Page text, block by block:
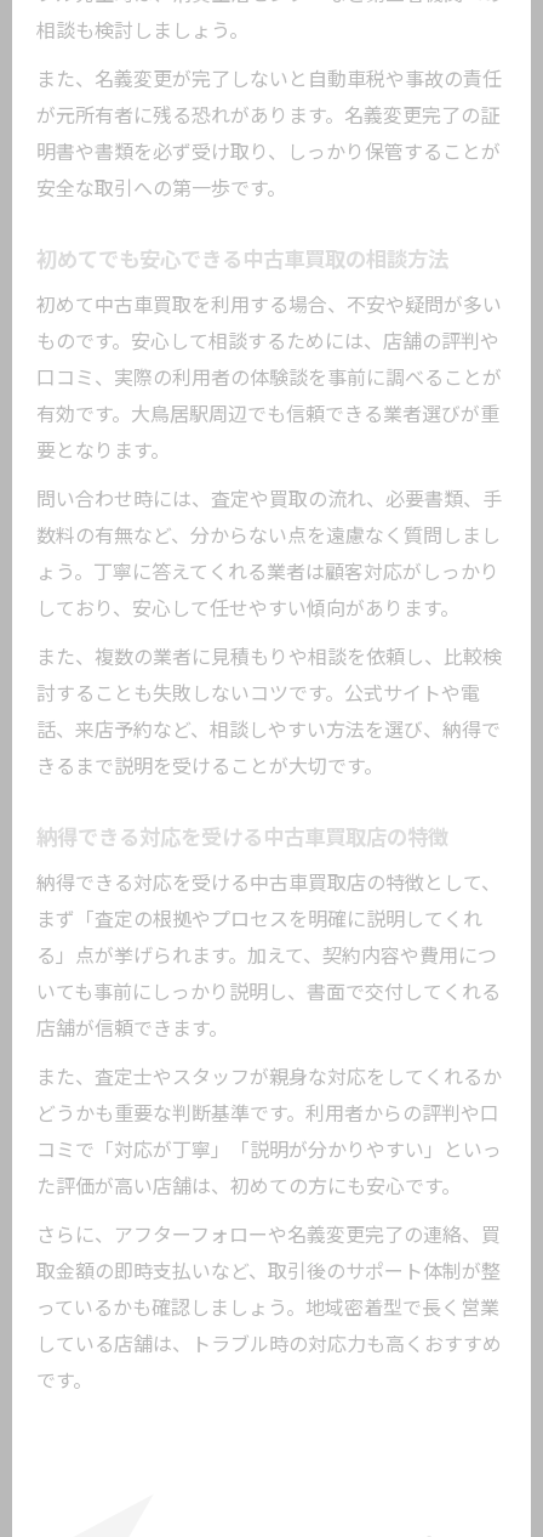
相談も検討しましょう。
また、名義変更が完了しないと自動車税や事故の責任
が元所有者に残る恐れがあります。名義変更完了の証
明書や書類を必ず受け取り、しっかり保管することが
安全な取引への第一歩です。
初めてでも安心できる中古車買取の相談方法
初めて中古車買取を利用する場合、不安や疑問が多い
ものです。安心して相談するためには、店舗の評判や
口コミ、実際の利用者の体験談を事前に調べることが
有効です。大鳥居駅周辺でも信頼できる業者選びが重
要となります。
問い合わせ時には、査定や買取の流れ、必要書類、手
数料の有無など、分からない点を遠慮なく質問しまし
ょう。丁寧に答えてくれる業者は顧客対応がしっかり
しており、安心して任せやすい傾向があります。
また、複数の業者に見積もりや相談を依頼し、比較検
討することも失敗しないコツです。公式サイトや電
話、来店予約など、相談しやすい方法を選び、納得で
きるまで説明を受けることが大切です。
納得できる対応を受ける中古車買取店の特徴
納得できる対応を受ける中古車買取店の特徴として、
まず「査定の根拠やプロセスを明確に説明してくれ
る」点が挙げられます。加えて、契約内容や費用につ
いても事前にしっかり説明し、書面で交付してくれる
店舗が信頼できます。
また、査定士やスタッフが親身な対応をしてくれるか
どうかも重要な判断基準です。利用者からの評判や口
コミで「対応が丁寧」「説明が分かりやすい」といっ
た評価が高い店舗は、初めての方にも安心です。
さらに、アフターフォローや名義変更完了の連絡、買
取金額の即時支払いなど、取引後のサポート体制が整
っているかも確認しましょう。地域密着型で長く営業
している店舗は、トラブル時の対応力も高くおすすめ
です。